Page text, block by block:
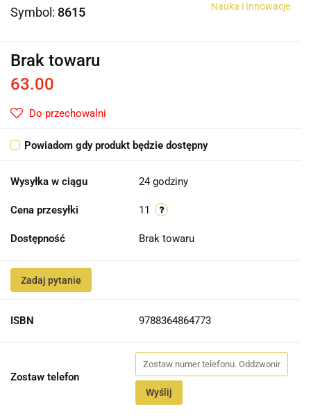
Symbol: 8615 Nauka i Innowacje
Brak towaru
63.00
Do przechowalni
Powiadom gdy produkt będzie dostępny
Wysyłka w ciągu 24 godziny
Cena przesyłki 11
Dostępność Brak towaru
Zadaj pytanie
ISBN 9788364864773
Zostaw telefon
Wyślij